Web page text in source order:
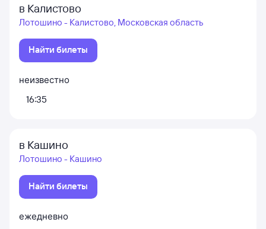
в Калистово
Лотошино - Калистово, Московская область
Найти билеты
неизвестно
16:35
в Кашино
Лотошино - Кашино
Найти билеты
ежедневно